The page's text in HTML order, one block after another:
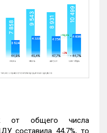
от общего числа
составила 44,7%, то